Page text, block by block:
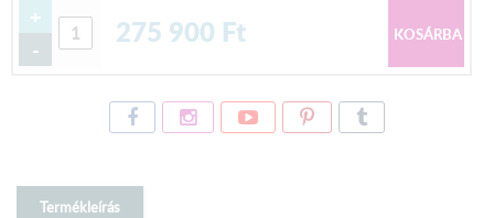
+
-
275 900 Ft
Termékleírás